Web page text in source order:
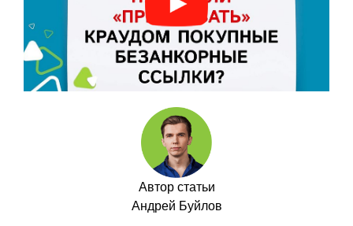
Автор статьи
Андрей Буйлов